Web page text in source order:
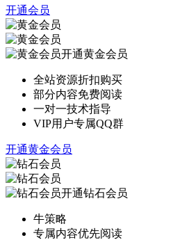
开通会员
开通黄金会员
全站资源折扣购买
部分内容免费阅读
一对一技术指导
VIP用户专属QQ群
开通黄金会员
开通钻石会员
牛策略
专属内容优先阅读